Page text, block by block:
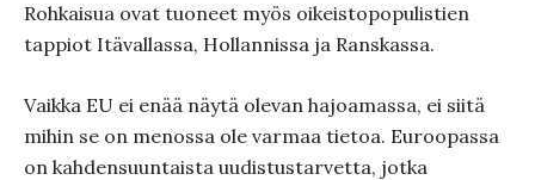
Rohkaisua ovat tuoneet myös oikeistopopulistien
tappiot Itävallassa, Hollannissa ja Ranskassa.
Vaikka EU ei enää näytä olevan hajoamassa, ei siitä
mihin se on menossa ole varmaa tietoa. Euroopassa
on kahdensuuntaista uudistustarvetta, jotka